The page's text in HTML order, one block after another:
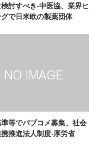
討すべき-中医協、業界ヒ
グで日米欧の製薬団体
等でパブコメ募集、社会
推進法人制度-厚労省